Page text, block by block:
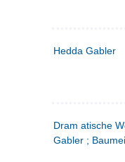
Hedda Gabler
Dram atische
Gabler ;